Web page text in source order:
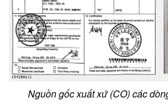
Nguồn gốc xuất xứ (CO) các